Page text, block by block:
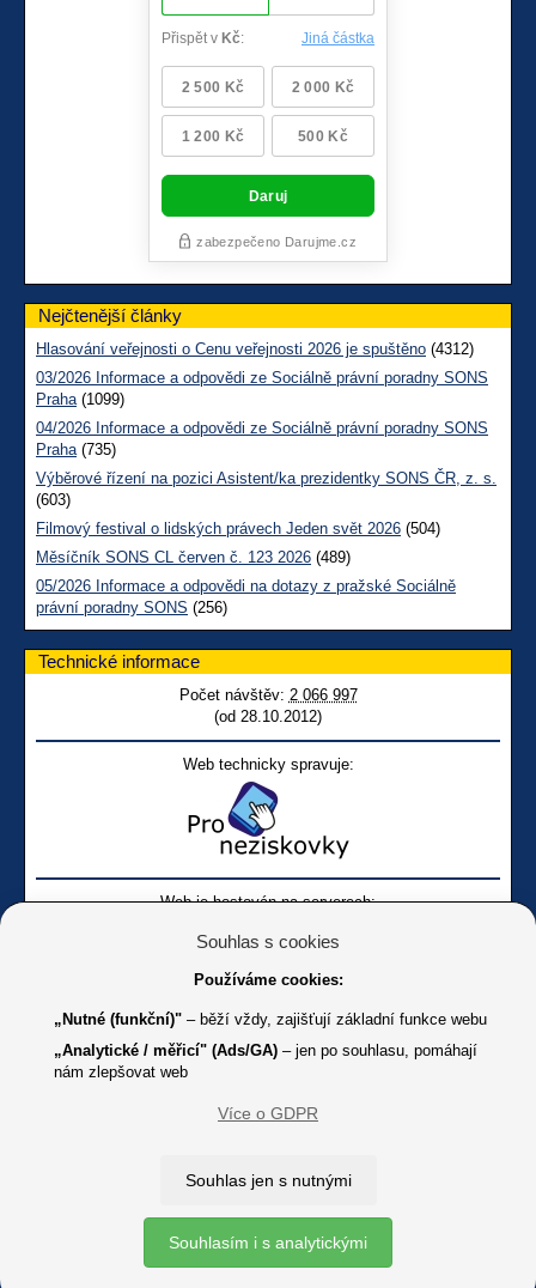
Nejčtenější články
Hlasování veřejnosti o Cenu veřejnosti 2026 je spuštěno (4312)
03/2026 Informace a odpovědi ze Sociálně právní poradny SONS
Praha(1099)
04/2026 Informace a odpovědi ze Sociálně právní poradny SONS
Praha(735)
Výběrové řízení na pozici Asistent/ka prezidentky SONS ČR, z. s.
(603)
Filmový festival o lidských právech Jeden svět 2026 (504)
Měsíčník SONS CL červen č. 123 2026 (489)
05/2026 Informace a odpovědi na dotazy z pražské Sociálně
právní poradny SONS (256)
Technické informace
Počet návštěv: 2 066 997
(od 28.10.2012)
Web technicky spravuje:
Web je hostován na serverech:
Online
Youtube SONS
K jakémukoliv užití textů a obrázků uvedených na tomto serveru je
Copyright © 2012 - 2026 SONS ČR, z. s.
Ochrana osobních údajů (GDPR)
Souhlas s cookies
Používáme cookies:
„Nutné (funkční)" – běží vždy, zajišťují základní funkce webu
„Analytické / měřicí" (Ads/GA) – jen po souhlasu, pomáhají
nám zlepšovat web
Více o GDPR
Souhlas jen s nutnými
Souhlasím i s analytickými